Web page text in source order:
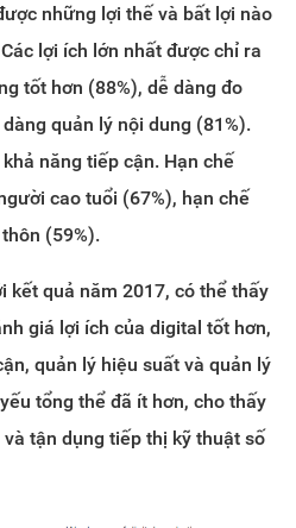
những lợi thế và bất lợi nào
lợi ích lớn nhất được chỉ ra
tốt hơn (88%), dễ dàng đo
quản lý nội dung (81%).
năng tiếp cận. Hạn chế
cao tuổi (67%), hạn chế
(59%).
kết quả năm 2017, có thể thấy
giá lợi ích của digital tốt hơn,
quản lý hiệu suất và quản lý
tổng thể đã ít hơn, cho thấy
tận dụng tiếp thị kỹ thuật số